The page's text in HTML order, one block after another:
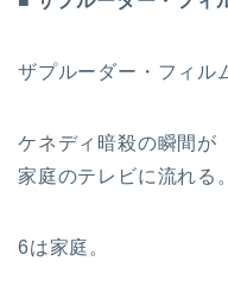
ザプルーダー・フィル
ケネディ暗殺の瞬間が
家庭のテレビに流れる。
6は家庭。